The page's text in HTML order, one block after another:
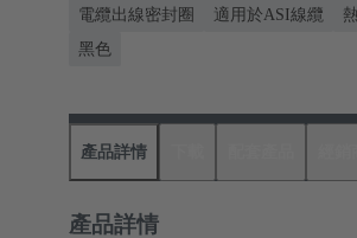
電纜出線密封圈 適用於ASI線纜
黑色
產品詳情
產品詳情